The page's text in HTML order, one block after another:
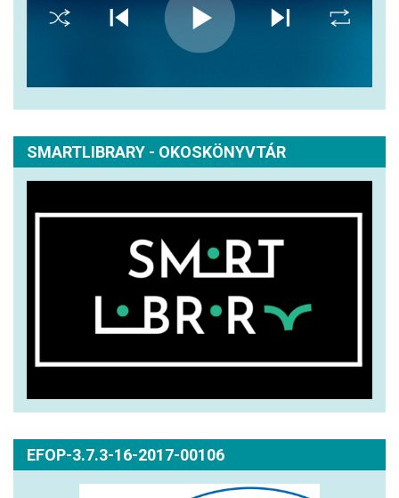
SMARTLIBRARY - OKOSKÖNYVTÁR
EFOP-3.7.3-16-2017-00106